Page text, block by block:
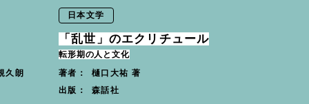
久朗
日本文学
「乱世」のエクリチュール
転形期の人と文化
著者： 樋口大祐 著
出版： 森話社